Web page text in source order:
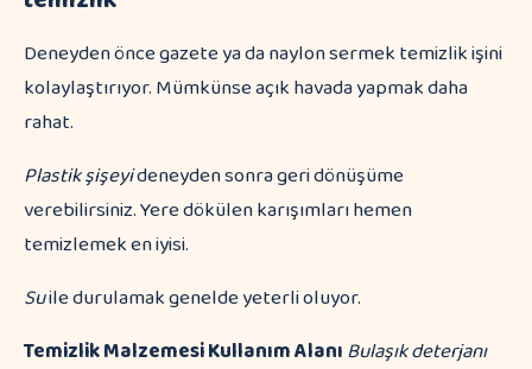
Deneyden önce gazete ya da naylon sermek temizlik işini
kolaylaştırıyor. Mümkünse açık havada yapmak daha
rahat.
Plastik şişeyideneyden sonra geri dönüşüme
verebilirsiniz. Yere dökülen karışımları hemen
temizlemek en iyisi.
Suile durulamak genelde yeterli oluyor.
Temizlik MalzemesiKullanım AlanıBulaşık deterjanı